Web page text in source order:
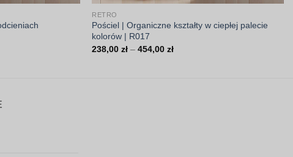
RETRO
Pościel | Organiczne kształty w ciepłej palecie
kolorów | R017
238,00zł – 454,00złZakres